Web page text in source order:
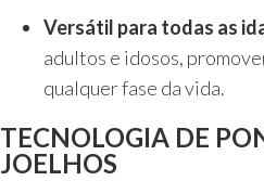
Versátil para todas as
adultos e idosos,
qualquer fase da vida.
TECNOLOGIA DE
JOELHOS